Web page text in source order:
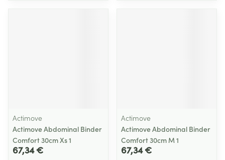
Actimove
Actimove Abdominal Binder
Comfort 30cm Xs 1
67,34 €
Actimove
Actimove Abdominal Binder
Comfort 30cm M 1
67,34 €